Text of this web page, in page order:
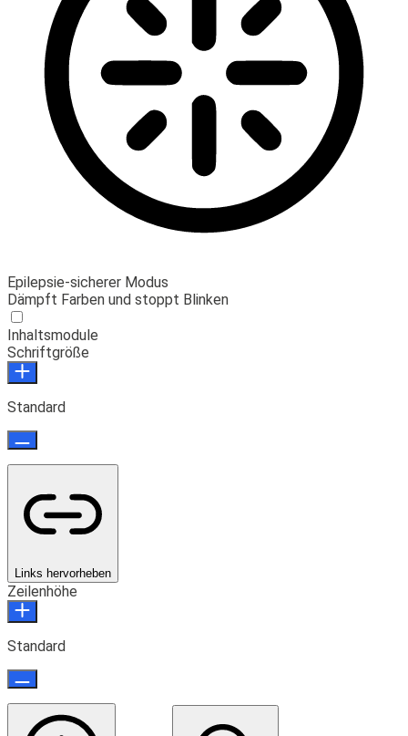
Epilepsie-sicherer Modus
Dämpft Farben und stoppt Blinken
Inhaltsmodule
Schriftgröße
Standard
Links hervorheben
Zeilenhöhe
Standard